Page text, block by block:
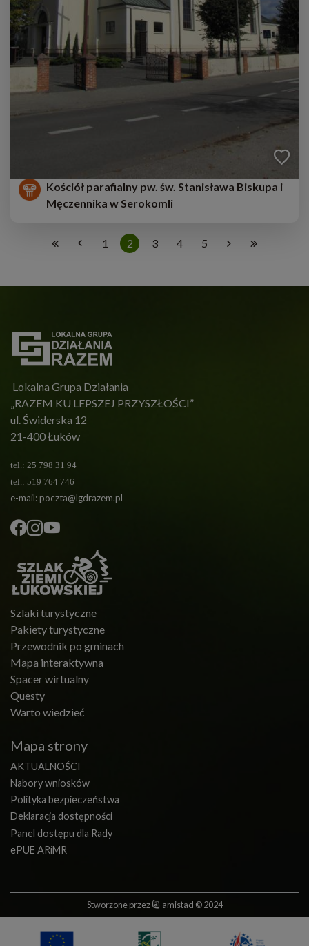
Kościół parafialny pw. św. Stanisława Biskupa i
Męczennika w Serokomli
1 2 3 4 5
Lokalna Grupa Działania
„RAZEM KU LEPSZEJ PRZYSZŁOŚCI”
ul. Świderska 12
21-400 Łuków
tel.: 25 798 31 94
tel.: 519 764 746
e-mail:poczta@lgdrazem.pl
Szlaki turystyczne
Pakiety turystyczne
Przewodnik po gminach
Mapa interaktywna
Spacer wirtualny
Questy
Warto wiedzieć
Mapa strony
AKTUALNOŚCI
Nabory wniosków
Polityka bezpieczeństwa
Deklaracja dostępności
Panel dostępu dla Rady
ePUE ARiMR
Stworzone przez amistad © 2024